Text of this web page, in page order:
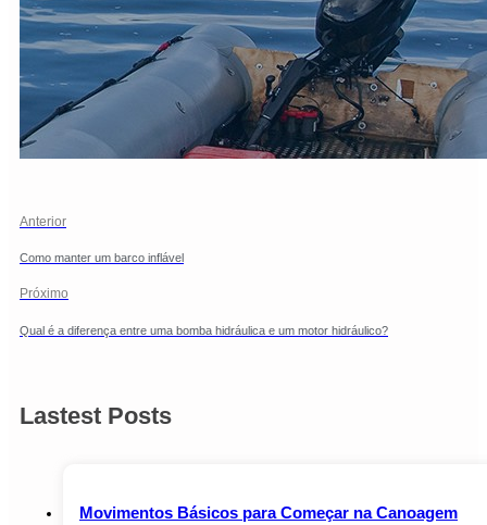
Anterior
Como manter um barco inflável
Próximo
Qual é a diferença entre uma bomba hidráulica e um motor hidráulico?
Lastest Posts
Movimentos Básicos para Começar na Canoagem